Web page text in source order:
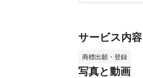
サービス内
商標出願・登録
写真と動画